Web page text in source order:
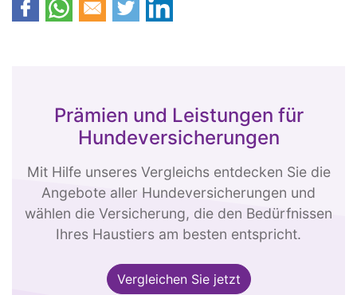
Prämien und Leistungen für
Hundeversicherungen
Mit Hilfe unseres Vergleichs entdecken Sie die
Angebote aller Hundeversicherungen und
wählen die Versicherung, die den Bedürfnissen
Ihres Haustiers am besten entspricht.
Vergleichen Sie jetzt